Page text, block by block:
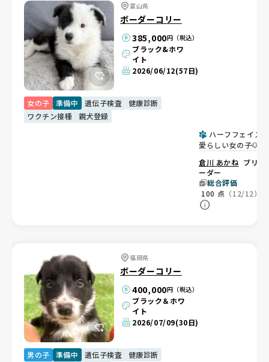
富山県
ボーダーコリー
385,000円（税込）
ブラック&ホワ
イト
2026/06/12(57日)
女の子 準備中 遺伝子検査
健康診断
ワクチン接種
親犬登録
ハーフフェイスが
愛らしい女の子🐶
倉川 あかね ブリ
ーダー
総合評価
100 点 （12/12）
福岡県
ボーダーコリー
400,000円（税込）
ブラック＆ホワ
イト
2026/07/09(30日)
男の子 準備中 遺伝子検査
健康診断